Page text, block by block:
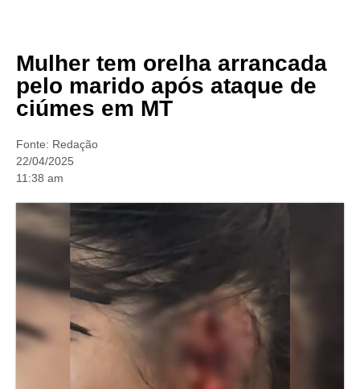
Mulher tem orelha arrancada
pelo marido após ataque de
ciúmes em MT
Fonte: Redação
22/04/2025
11:38 am